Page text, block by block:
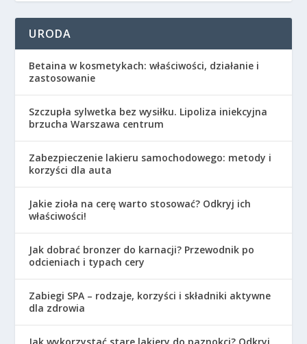
URODA
Betaina w kosmetykach: właściwości, działanie i
zastosowanie
Szczupła sylwetka bez wysiłku. Lipoliza iniekcyjna
brzucha Warszawa centrum
Zabezpieczenie lakieru samochodowego: metody i
korzyści dla auta
Jakie zioła na cerę warto stosować? Odkryj ich
właściwości!
Jak dobrać bronzer do karnacji? Przewodnik po
odcieniach i typach cery
Zabiegi SPA – rodzaje, korzyści i składniki aktywne
dla zdrowia